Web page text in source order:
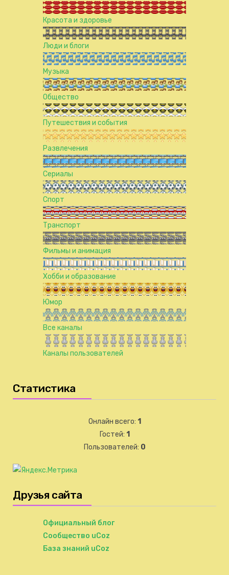
Красота и здоровье
Люди и блоги
Музыка
Общество
Путешествия и события
Развлечения
Сериалы
Спорт
Транспорт
Фильмы и анимация
Хобби и образование
Юмор
Все каналы
Каналы пользователей
Статистика
Онлайн всего: 1
Гостей: 1
Пользователей: 0
Друзья сайта
Официальный блог
Сообщество uCoz
База знаний uCoz